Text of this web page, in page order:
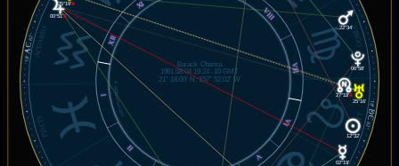
© MiSabueso.com
18°
AC
02'
18°
DC
02'
LEO
VIRGO
ACUARIO
PISCIS
XI
XII
I
II
V
VI
VII
VIII
12°32'
02°19'
22°34'
00°51'℞
25°19'℞
25°16'
06°58'
27°18'℞
Barack Obama
1961.08.04 19:24 -10 GMT
21° 18.00' N, 157° 52.02' W